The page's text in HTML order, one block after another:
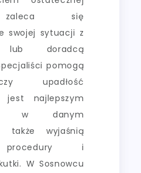
się
swojej sytuacji z
lub doradcą
pomogą
upadłość
jest najlepszym
w danym
także wyjaśnią
procedury i
W Sosnowcu